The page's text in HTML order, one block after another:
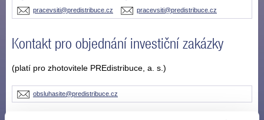
pracevsiti@predistribuce.cz pracevsiti@predistribuce.cz
Kontakt pro objednání investiční zakázky
(platí pro zhotovitele PREdistribuce, a. s.)
obsluhasite@predistribuce.cz